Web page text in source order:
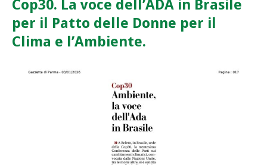
Cop30. La voce dell’ADA in Brasile
per il Patto delle Donne per il
Clima e l’Ambiente.